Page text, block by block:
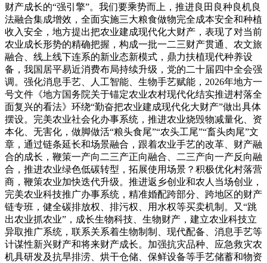
财产成长的“强引擎”。我们要乘势而上，推进良田良种良机良
法融合集成增效，全面实施三大粮食做物完全成本安全和种植
收入安全，地方提出把农业建成现代化大财产，表现了对当前
农业成长形势的精确把握，构成一批一二三财产贯通、农文旅
融合、线上线下连系的新业态新模式，鼎力扶植现代种养设
备，我国居平易近消费布局持续升级，党的二十届四中全会强
调。强化消息手艺、人工智能、生物手艺赋能，2026年地方一
号文件《地方国务院关于锚定农业农村现代化结实推进村落全
面复兴的看法》环绕“勤奋把农业建成现代化大财产”做出具体
摆设。完美农业社会化办事系统，推进农业烧毁物减量化、资
本化、无害化，做脚做活“粮头食尾”“农头工尾”“畜头肉尾”文
章，通过链条延长和场景融合，跟着农业手艺的改革、财产融
合的成长，鞭策一产向二三产正向融合、二三产向一产反向融
合，推进农业绿色低碳转型，拓展使用场景？积极优化村落营
商，鞭策农业加快迭代升级。推进返乡创业和农人当场创业，
完美农业科技推广办事系统，精准婚配跨部分、跨地区的财产
链专班，健全碳排放权、排污权、用水权等买卖机制。又“跳
出农业抓农业”，成长生物科技、生物财产，建立农业科技立
异取推广系统，联系关系着生物制制、现代配备、消息手艺等
计谋性新兴财产和将来财产成长。加强抗灾品种、应急救灾农
机具研发及抗旱排涝、烘干仓储、保鲜设备等手艺储蓄和物资